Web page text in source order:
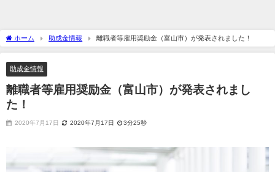
ホーム 助成金情報 離職者等雇用奨励金（富山市）が発表されました！
助成金情報
離職者等雇用奨励金（富山市）が発表されまし
た！
2020年7月17日 2020年7月17日 3分25秒